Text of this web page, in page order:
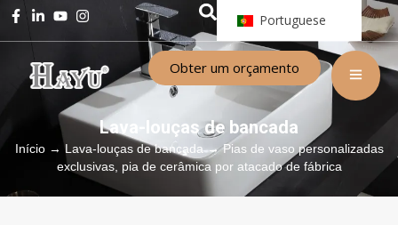
Portuguese
Obter um orçamento
Lava-louças de bancada
Início→Lava-louças de bancada→ Pias de vaso personalizadas
exclusivas, pia de cerâmica por atacado de fábrica